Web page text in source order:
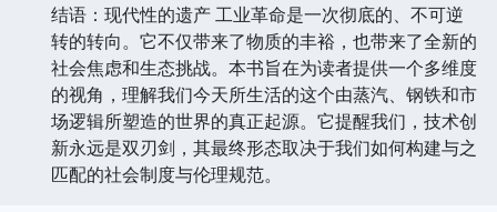
结语：现代性的遗产 工业革命是一次彻底的、不可逆
转的转向。它不仅带来了物质的丰裕，也带来了全新的
社会焦虑和生态挑战。本书旨在为读者提供一个多维度
的视角，理解我们今天所生活的这个由蒸汽、钢铁和市
场逻辑所塑造的世界的真正起源。它提醒我们，技术创
新永远是双刃剑，其最终形态取决于我们如何构建与之
匹配的社会制度与伦理规范。